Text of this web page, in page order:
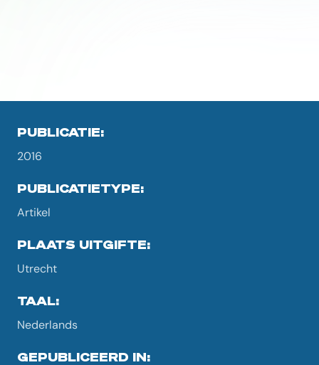
PUBLICATIE:
2016
PUBLICATIETYPE:
Artikel
PLAATS UITGIFTE:
Utrecht
TAAL:
Nederlands
GEPUBLICEERD IN: